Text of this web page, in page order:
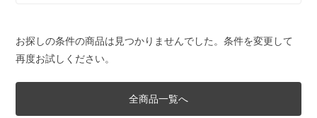
お探しの条件の商品は見つかりませんでした。条件を変更して
再度お試しください。
全商品一覧へ